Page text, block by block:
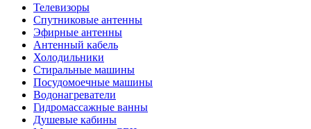
Телевизоры
Спутниковые антенны
Эфирные антенны
Антенный кабель
Холодильники
Стиральные машины
Посудомоечные машины
Водонагреватели
Гидромассажные ванны
Душевые кабины